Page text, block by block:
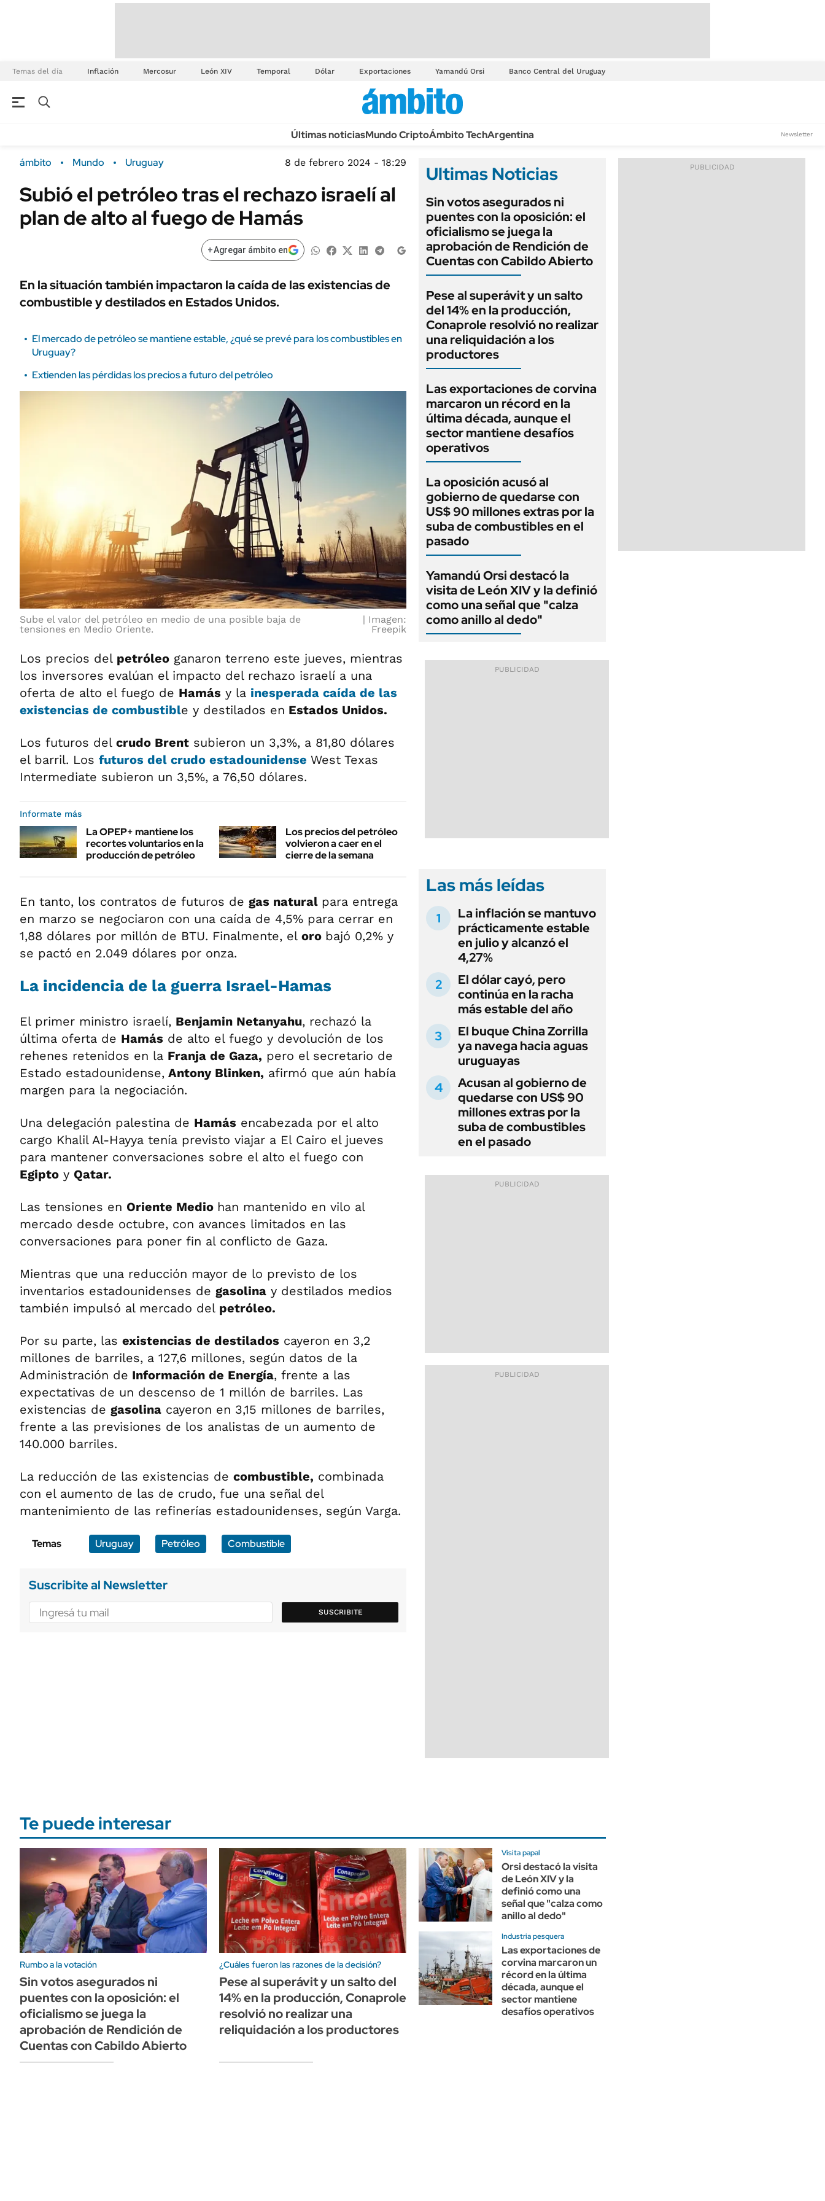
Temas del día Inflación Mercosur León XIV Temporal Dólar Exportaciones Yamandú Orsi Banco Central del Uruguay
Últimas noticiasMundo CriptoÁmbito TechArgentina Newsletter
ámbito Mundo Uruguay 8 de febrero 2024 - 18:29
Subió el petróleo tras el rechazo israelí al
plan de alto al fuego de Hamás
+Agregar ámbito en
En la situación también impactaron la caída de las existencias de
combustible y destilados en Estados Unidos.
El mercado de petróleo se mantiene estable, ¿qué se prevé para los combustibles en
Uruguay?
Extienden las pérdidas los precios a futuro del petróleo
Sube el valor del petróleo en medio de una posible baja de
tensiones en Medio Oriente.
Imagen:
Freepik
Los precios del petróleo ganaron terreno este jueves, mientras
los inversores evalúan el impacto del rechazo israelí a una
oferta de alto el fuego de Hamás y la inesperada caída de las
existencias de combustible y destilados en Estados Unidos.
Los futuros del crudo Brent subieron un 3,3%, a 81,80 dólares
el barril. Los futuros del crudo estadounidense West Texas
Intermediate subieron un 3,5%, a 76,50 dólares.
Informate más
La OPEP+ mantiene los
recortes voluntarios en la
producción de petróleo
Los precios del petróleo
volvieron a caer en el
cierre de la semana
En tanto, los contratos de futuros de gas natural para entrega
en marzo se negociaron con una caída de 4,5% para cerrar en
1,88 dólares por millón de BTU. Finalmente, el oro bajó 0,2% y
se pactó en 2.049 dólares por onza.
La incidencia de la guerra Israel-Hamas
El primer ministro israelí, Benjamin Netanyahu, rechazó la
última oferta de Hamás de alto el fuego y devolución de los
rehenes retenidos en la Franja de Gaza, pero el secretario de
Estado estadounidense, Antony Blinken, afirmó que aún había
margen para la negociación.
Una delegación palestina de Hamás encabezada por el alto
cargo Khalil Al-Hayya tenía previsto viajar a El Cairo el jueves
para mantener conversaciones sobre el alto el fuego con
Egipto y Qatar.
Las tensiones en Oriente Medio han mantenido en vilo al
mercado desde octubre, con avances limitados en las
conversaciones para poner fin al conflicto de Gaza.
Mientras que una reducción mayor de lo previsto de los
inventarios estadounidenses de gasolina y destilados medios
también impulsó al mercado del petróleo.
Por su parte, las existencias de destilados cayeron en 3,2
millones de barriles, a 127,6 millones, según datos de la
Administración de Información de Energía, frente a las
expectativas de un descenso de 1 millón de barriles. Las
existencias de gasolina cayeron en 3,15 millones de barriles,
frente a las previsiones de los analistas de un aumento de
140.000 barriles.
La reducción de las existencias de combustible, combinada
con el aumento de las de crudo, fue una señal del
mantenimiento de las refinerías estadounidenses, según Varga.
Temas Uruguay Petróleo Combustible
Suscribite al Newsletter
SUSCRIBITE
Ultimas Noticias
Sin votos asegurados ni
puentes con la oposición: el
oficialismo se juega la
aprobación de Rendición de
Cuentas con Cabildo Abierto
Pese al superávit y un salto
del 14% en la producción,
Conaprole resolvió no realizar
una reliquidación a los
productores
Las exportaciones de corvina
marcaron un récord en la
última década, aunque el
sector mantiene desafíos
operativos
La oposición acusó al
gobierno de quedarse con
US$ 90 millones extras por la
suba de combustibles en el
pasado
Yamandú Orsi destacó la
visita de León XIV y la definió
como una señal que "calza
como anillo al dedo"
Las más leídas
La inflación se mantuvo
prácticamente estable
en julio y alcanzó el
4,27%
El dólar cayó, pero
continúa en la racha
más estable del año
El buque China Zorrilla
ya navega hacia aguas
uruguayas
Acusan al gobierno de
quedarse con US$ 90
millones extras por la
suba de combustibles
en el pasado
Te puede interesar
Rumbo a la votación
Sin votos asegurados ni
puentes con la oposición: el
oficialismo se juega la
aprobación de Rendición de
Cuentas con Cabildo Abierto
¿Cuáles fueron las razones de la decisión?
Pese al superávit y un salto del
14% en la producción, Conaprole
resolvió no realizar una
reliquidación a los productores
Visita papal
Orsi destacó la visita
de León XIV y la
definió como una
señal que "calza como
anillo al dedo"
Industria pesquera
Las exportaciones de
corvina marcaron un
récord en la última
década, aunque el
sector mantiene
desafíos operativos